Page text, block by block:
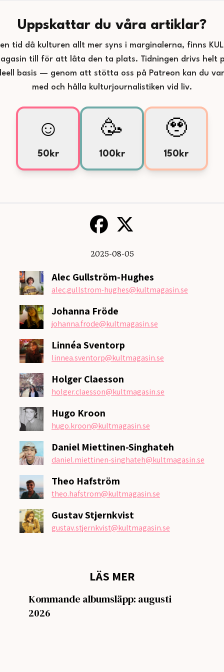
Uppskattar du våra artiklar?
tid då kulturen allt mer syns i marginalerna, finns
till för att låta den ta plats. Tidningen drivs helt
basis — genom att stötta oss på Patreon kan du
med och hålla kulturjournalistiken vid liv.
☺️
50kr
🥳
100kr
🥹
150kr
2025-08-05
Alec Gullström-Hughes
alec.gullstrom-hughes@kultmagasin.se
Johanna Fröde
johanna.frode@kultmagasin.se
Linnéa Sventorp
linnea.sventorp@kultmagasin.se
Holger Claesson
holger.claesson@kultmagasin.se
Hugo Kroon
hugo.kroon@kultmagasin.se
Daniel Miettinen-Singhateh
daniel.miettinen-singhateh@kultmagasin.se
Theo Hafström
theo.hafstrom@kultmagasin.se
Gustav Stjernkvist
gustav.stjernkvist@kultmagasin.se
LÄS MER
Kommande albumsläpp: augusti
2026